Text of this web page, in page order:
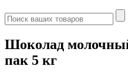
Шоколад
пак 5 кг